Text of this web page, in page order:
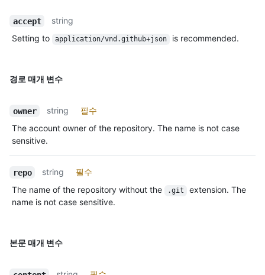
accept
string
Setting to
application/vnd.github+json is recommended.
경로 매개 변수
owner string
필수
The account owner of the repository. The name is not case
sensitive.
repo string
필수
The name of the repository without the
.git
extension. The
name is not case sensitive.
본문 매개 변수